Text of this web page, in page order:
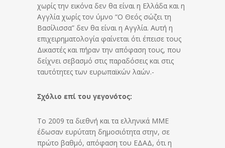
χωρίς την εικόνα δεν θα είναι η Ελλάδα και η
Αγγλία χωρίς τον ύμνο “Ο Θεός σώζει τη
Βασίλισσα” δεν θα είναι η Αγγλία. Αυτή η
επιχειρηματολογία φαίνεται ότι έπεισε τους
Δικαστές και πήραν την απόφαση τους, που
δείχνει σεβασμό στις παραδόσεις και στις
ταυτότητες των ευρωπαϊκών λαών.-
Σχόλιο επί του γεγονότος:
Το 2009 τα διεθνή και τα ελληνικά ΜΜΕ
έδωσαν ευρύτατη δημοσιότητα στην, σε
πρώτο βαθμό, απόφαση του ΕΔΑΔ, ότι η